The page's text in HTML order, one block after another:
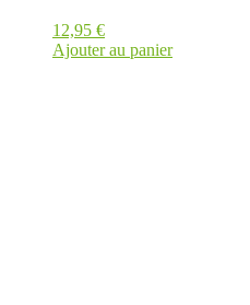
12,95 €
Ajouter au panier